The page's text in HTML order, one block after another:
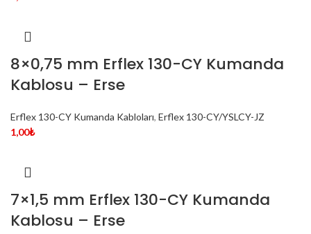
8×0,75 mm Erflex 130-CY Kumanda
Kablosu – Erse
Erflex 130-CY Kumanda Kabloları, Erflex 130-CY/YSLCY-JZ
1,00₺
7×1,5 mm Erflex 130-CY Kumanda
Kablosu – Erse